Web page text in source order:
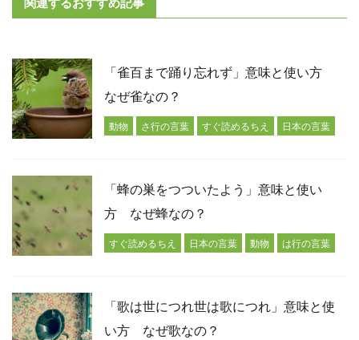
「雀百まで踊り忘れず」意味と使い方
なぜ雀なの？
動物 さ行の言葉 すぐ読めるちえ 日本の言葉
「蜂の巣をつついたよう」意味と使い
方 なぜ蜂なの？
すぐ読めるちえ 日本の言葉 動物 は行の言葉
「歌は世につれ世は歌につれ」意味と使
い方 なぜ歌なの？